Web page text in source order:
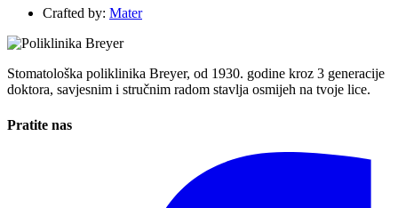
Crafted by: Mater
Stomatološka poliklinika Breyer, od 1930. godine kroz 3 generacije
doktora, savjesnim i stručnim radom stavlja osmijeh na tvoje lice.
Pratite nas